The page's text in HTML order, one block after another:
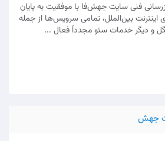
فنی سایت جهش‌فا با موفقیت به پایان
اینترنت بین‌الملل، تمامی سرویس‌ها از جمله
و دیگر خدمات سئو مجدداً فعال ...
جهش‌